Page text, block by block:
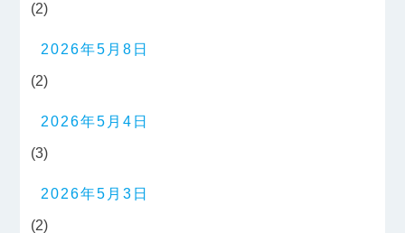
(2)
2026年5月8日
(2)
2026年5月4日
(3)
2026年5月3日
(2)